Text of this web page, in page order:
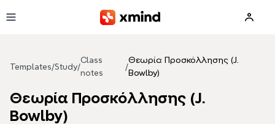
Templates/Study/
Class
notes
/
Θεωρία Προσκόλλησης (J.
Bowlby)
Θεωρία Προσκόλλησης (J.
Bowlby)